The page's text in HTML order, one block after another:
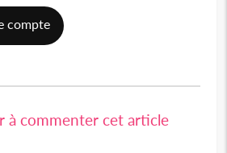
compte
à commenter cet article